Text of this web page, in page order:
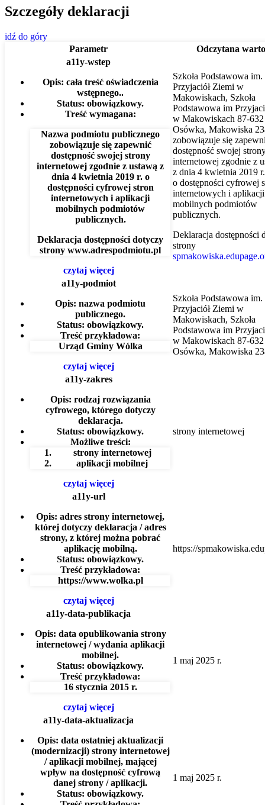
Szczegóły deklaracji
idź do góry
Parametr
Odczytana
a11y-wstep
Opis: cała treść oświadczenia
wstępnego..
Status: obowiązkowy.
Treść wymagana:
Nazwa podmiotu publicznego
zobowiązuje się zapewnić
dostępność swojej strony
internetowej zgodnie z ustawą z
dnia 4 kwietnia 2019 r. o
dostępności cyfrowej stron
internetowych i aplikacji
mobilnych podmiotów
publicznych.
Deklaracja dostępności dotyczy
strony www.adrespodmiotu.pl
czytaj więcej
Szkoła Podstawowa im.
Przyjaciół Ziemi w
Makowiskach, Szkoła
Podstawowa im
w Makowiskach 87-632
Osówka, Makowiska
zobowiązuje się
dostępność swojej
internetowej zgodnie z
z dnia 4 kwietnia 2019 r.
o dostępności cyfrowej
internetowych i aplikacji
mobilnych podmiotów
publicznych.
Deklaracja dostępności
strony
a11y-podmiot
Opis: nazwa podmiotu
publicznego.
Status: obowiązkowy.
Treść przykładowa:
Urząd Gminy Wólka
czytaj więcej
Szkoła Podstawowa im.
Przyjaciół Ziemi w
Makowiskach, Szkoła
Podstawowa im
w Makowiskach 87-632
Osówka, Makowiska
a11y-zakres
Opis: rodzaj rozwiązania
cyfrowego, którego dotyczy
deklaracja.
Status: obowiązkowy.
Możliwe treści:
strony internetowej
aplikacji mobilnej
czytaj więcej
strony internetowej
a11y-url
Opis: adres strony internetowej,
której dotyczy deklaracja / adres
strony, z której można pobrać
aplikację mobilną.
Status: obowiązkowy.
Treść przykładowa:
https://www.wolka.pl
czytaj więcej
https://
a11y-data-publikacja
Opis: data opublikowania strony
internetowej / wydania aplikacji
mobilnej.
Status: obowiązkowy.
Treść przykładowa:
16 stycznia 2015 r.
czytaj więcej
1 maj 2025 r.
a11y-data-aktualizacja
Opis: data ostatniej aktualizacji
(modernizacji) strony internetowej
/ aplikacji mobilnej, mającej
wpływ na dostępność cyfrową
danej strony / aplikacji.
Status: obowiązkowy.
1 maj 2025 r.